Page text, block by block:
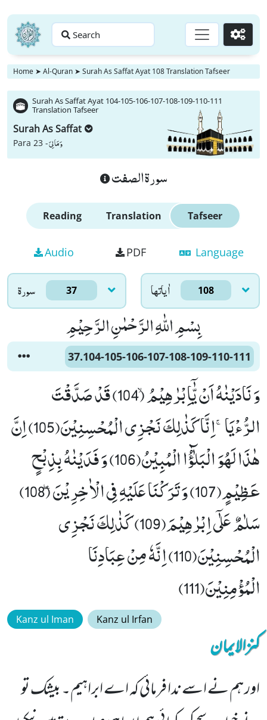
Search Go
Home ➤ Al-Quran ➤ Surah As Saffat Ayat 108 Translation Tafseer
Surah As Saffat Ayat 104-105-106-107-108-109-110-111
Translation Tafseer
Surah As Saffat
Para 23 -وَ مَا لِیَ
سورة الصفت
Reading Translation Tafseer
Audio PDF Language
سورۃ 37 اٰياتها 108
بِسْمِ اللّٰهِ الرَّحْمٰنِ الرَّحِیْمِ
37.104-105-106-107-108-109-110-111
وَ نَادَیْنٰهُ اَنْ یّٰۤاِبْرٰهِیْمُۙ (104) قَدْ صَدَّقْتَ
الرُّءْیَاۚ-اِنَّا كَذٰلِكَ نَجْزِی الْمُحْسِنِیْنَ(105) اِنَّ
هٰذَا لَهُوَ الْبَلٰٓؤُا الْمُبِیْنُ(106) وَ فَدَیْنٰهُ بِذِبْحٍ
عَظِیْمٍ(107) وَ تَرَكْنَا عَلَیْهِ فِی الْاٰخِرِیْنَۖ (108)
سَلٰمٌ عَلٰۤى اِبْرٰهِیْمَ(109) كَذٰلِكَ نَجْزِی
الْمُحْسِنِیْنَ(110) اِنَّهٗ مِنْ عِبَادِنَا
الْمُؤْمِنِیْنَ(111)
Kanz ul Iman Kanz ul Irfan
کنزالایمان
اور ہم نے اسے ندا فرمائی کہ اے ابراہیم۔ بیشک تو